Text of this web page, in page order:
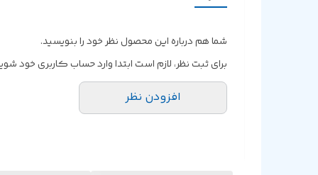
شما هم درباره این محصول نظر خود را بنویسید.
برای ثبت نظر، لازم است ابتدا وارد حساب کاربری خود
افزودن نظر